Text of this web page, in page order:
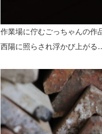
作業場に佇むごっちゃんの作
西陽に照らされ浮かび上がる